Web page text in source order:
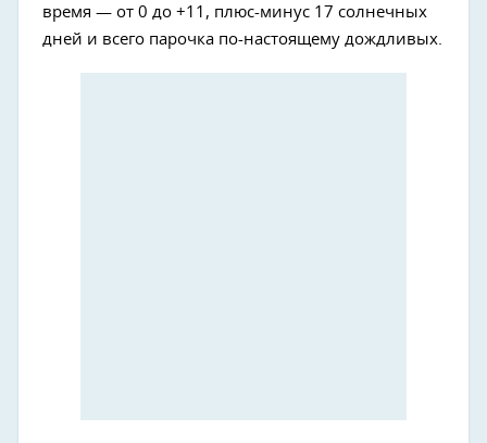
время — от 0 до +11, плюс-минус 17 солнечных
дней и всего парочка по-настоящему дождливых.